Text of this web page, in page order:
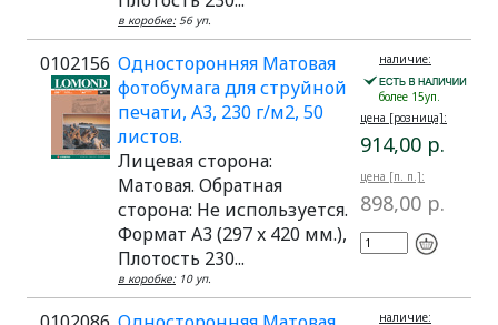
в коробке: 56 уп.
0102156 Односторонняя Матовая
фотобумага для струйной
печати, A3, 230 г/м2, 50
листов.
Лицевая сторона:
Матовая. Обратная
сторона: Не используется.
Формат A3 (297 x 420 мм.),
Плотость 230...
в коробке: 10 уп.
наличие:
более 15уп.
цена [розница]:
914,00 р.
цена [п. п.]:
898,00 р.
наличие: